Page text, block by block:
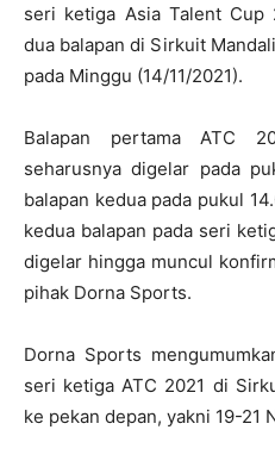
seri ketiga Asia Talent Cup
dua balapan di Sirkuit
pada Minggu (14/11/2021).
Balapan pertama ATC
seharusnya digelar pada
balapan kedua pada pukul
kedua balapan pada seri
digelar hingga muncul
pihak Dorna Sports.
Dorna Sports
seri ketiga ATC 2021 di
ke pekan depan, yakni 19-21